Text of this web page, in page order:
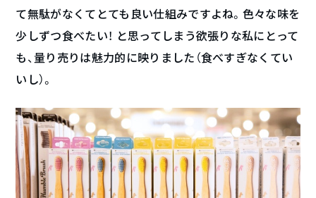
て無駄がなくてとても良い仕組みですよね。色々な味を
少しずつ食べたい！ と思ってしまう欲張りな私にとって
も、量り売りは魅力的に映りました（食べすぎなくてい
いし）。